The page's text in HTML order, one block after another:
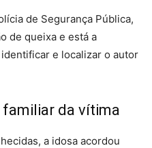
de Segurança Pública,
de queixa e está a
e localizar o autor
da vítima
a idosa acordou